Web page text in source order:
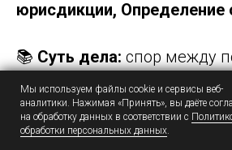
юрисдикции, Определение
📚 Суть дела: спор между
страховой о размере
уполномоченный обязал
произвести выплату.
Мы используем файлы cookie и сервисы веб-
аналитики. Нажимая «Принять», вы даёте
на обработку данных в соответствии с
обработки персональных данных.
Наш Telegram Шансы